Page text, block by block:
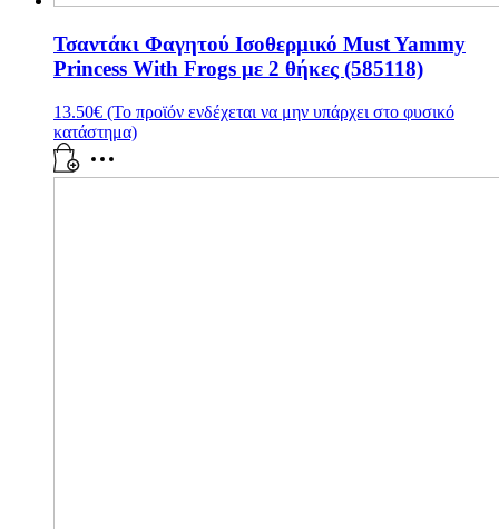
Τσαντάκι Φαγητού Ισοθερμικό Must Yammy
Princess With Frogs με 2 θήκες (585118)
13.50€ (Το προϊόν ενδέχεται να μην υπάρχει στο φυσικό
κατάστημα)